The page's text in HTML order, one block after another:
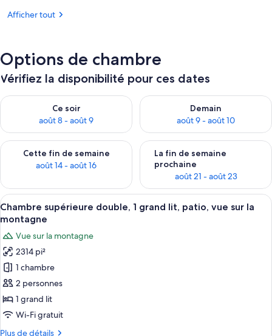
Afficher tout
Options de chambre
Vérifiez la disponibilité pour ces dates
Ce soir
août 8 - août 9
Vérifier la disponibilité pour ce soir août 8 - août 9
Demain
août 9 - août 10
Vérifier la disponibilité pour
Cette fin de semaine
août 14 - août 16
Vérifier la disponibilité pour cette fin de semaine août 14 -
La fin de semaine
prochaine
août 21 - août 23
Vérifier la disponibilité pour
Afficher
toutes
photos
pour
ce
type
de
chambre :
Une chambre à coucher
26
Chambre supérieure double, 1 grand lit, patio, vue sur la
montagne
Vue sur la montagne
2314 pi²
1 chambre
2 personnes
1 grand lit
Wi-Fi gratuit
Plus de détails
Plus